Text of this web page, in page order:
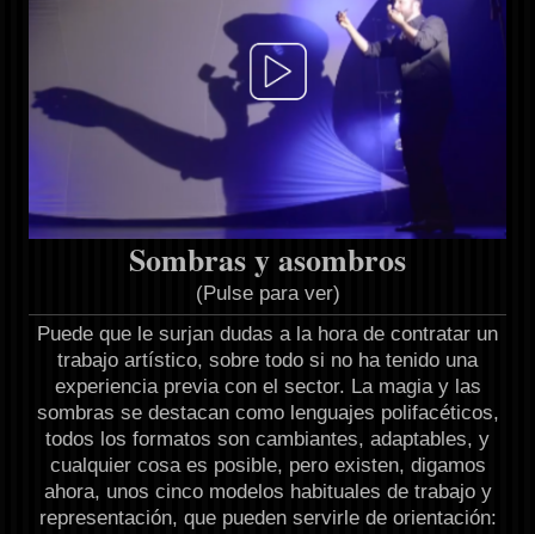
Sombras y asombros
(Pulse para ver)
Puede que le surjan dudas a la hora de contratar un
trabajo artístico, sobre todo si no ha tenido una
experiencia previa con el sector. La magia y las
sombras se destacan como lenguajes polifacéticos,
todos los formatos son cambiantes, adaptables, y
cualquier cosa es posible, pero existen, digamos
ahora, unos cinco modelos habituales de trabajo y
representación, que pueden servirle de orientación: